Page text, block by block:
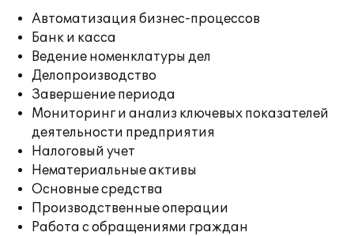
Автоматизация бизнес-процессов
Банк и касса
Ведение номенклатуры дел
Делопроизводство
Завершение периода
Мониторинг и анализ ключевых показателей
деятельности предприятия
Налоговый учет
Нематериальные активы
Основные средства
Производственные операции
Работа с обращениями граждан